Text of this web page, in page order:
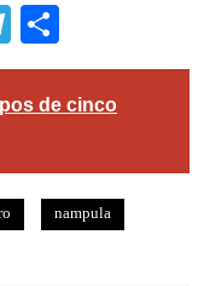
Telegram
de cinco
nampula